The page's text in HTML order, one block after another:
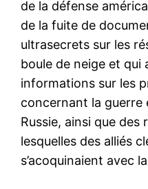
de la défense
de la fuite de
ultrasecrets sur les
boule de neige et qui
informations sur les
concernant la guerre
Russie, ainsi que des
lesquelles des alliés
s’acoquinaient avec